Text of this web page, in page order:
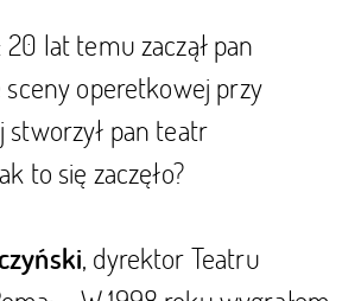
20 lat temu zaczął pan
operetkowej przy
stworzył pan teatr
to się zaczęło?
, dyrektor Teatru